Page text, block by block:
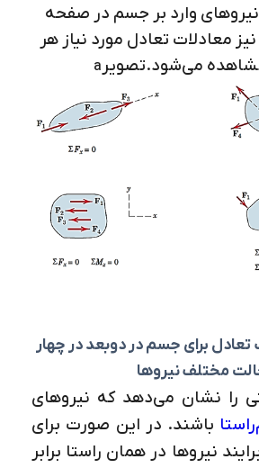
نیروهای وارد بر جسم در صفحه
معادلات تعادل مورد نیاز هر
می‌شود.تصویر a
تعادل برای جسم در دوبعد در چهار
مختلف نیروها
22 حالتی را نشان می‌دهد که نیروهای
باشند. در این صورت برای
نیروها در همان راستا برابر